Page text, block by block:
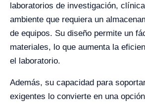
laboratorios de investigación,
ambiente que requiera un
de equipos. Su diseño permite un
materiales, lo que aumenta la
el laboratorio.
Además, su capacidad para
exigentes lo convierte en una